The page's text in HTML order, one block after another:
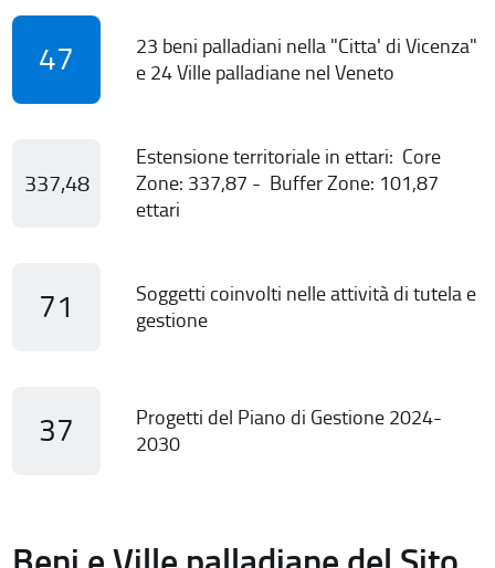
47
23 beni palladiani nella "Citta' di Vicenza"
e 24 Ville palladiane nel Veneto
337,48
Estensione territoriale in ettari: Core
Zone: 337,87 - Buffer Zone: 101,87
ettari
71
Soggetti coinvolti nelle attività di tutela e
gestione
37
Progetti del Piano di Gestione 2024-
2030